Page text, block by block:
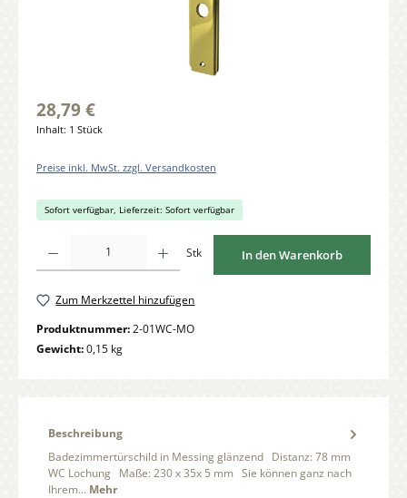
28,79 €
Inhalt: 1 Stück
Preise inkl. MwSt. zzgl. Versandkosten
Sofort verfügbar, Lieferzeit: Sofort verfügbar
Stk In den Warenkorb
Zum Merkzettel hinzufügen
Produktnummer:2-01WC-MO
Gewicht:0,15 kg
Beschreibung
Badezimmertürschild in Messing glänzend Distanz: 78 mm
WC Lochung Maße: 230 x 35x 5 mm Sie können ganz nach
Ihrem… Mehr